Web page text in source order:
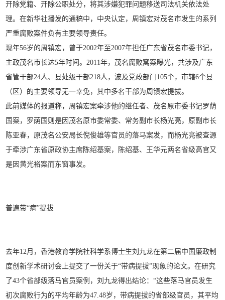
开除党籍、开除公职处分，将其涉嫌犯罪问题移送司法机关依法处
理。在新华社播发的通稿中，中央认定，周镇宏对茂名市发生的系列
严重腐败案件负有主要领导责任。
现年56岁的周镇宏，曾于2002年至2007年担任广东省茂名市委书记，
主政茂名市长达5年时间。2011年，茂名腐败窝案曝光，共涉及广东
省管干部24人、县处级干部218人，波及党政部门105个，市辖6个县
（区）的主要领导无一幸免，其中多名干部为周镇宏提拔。
此前媒体的报道称，周镇宏案牵涉他的继任者、茂名原市委书记罗荫
国案，罗荫国则是因茂名原市委常委、常务副市长杨光亮，原副市长
陈亚春，原茂名公安局长倪俊雄等官员的落马案发，而杨光亮被查源
于牵涉广东省原政协主席陈绍基案，陈绍基、王华元两名省级高官又
是因黄光裕案而东窗事发。
普遍带“病”提拔
去年12月，香港教育学院社科学系博士生刘九龙在第二届中国廉政制
度创新学术研讨会上提交了一份关于“带病提拔”现象的论文。在研究
了43个省部级落马官员案例，刘九龙得出结论：“这些落马官员发生
初次腐败行为的平均年龄为47.48岁，带病提拔的省部级官员，其平均